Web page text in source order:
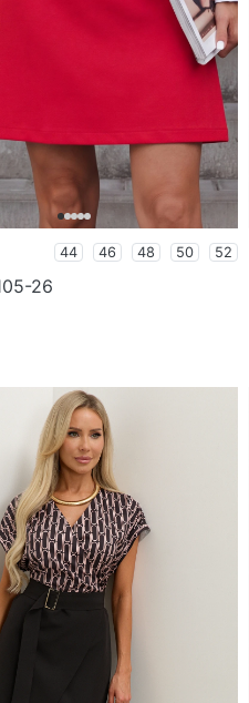
44 46 48 50 52
26